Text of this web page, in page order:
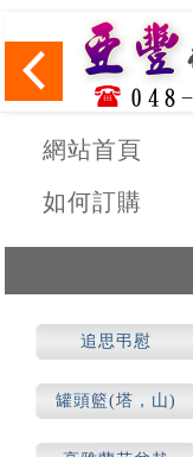
網站首頁
如何訂購
追思弔慰
罐頭籃(塔，山)